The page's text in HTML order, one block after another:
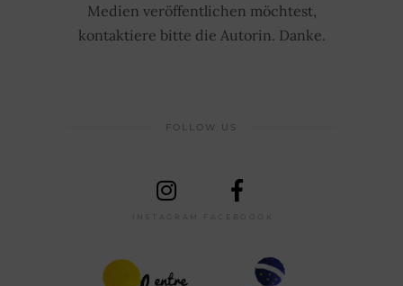
Medien veröffentlichen möchtest,
kontaktiere bitte die Autorin. Danke.
FOLLOW US
INSTAGRAM FACEBOOOK